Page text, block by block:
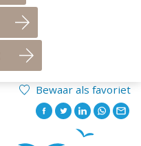
Bewaar als favoriet